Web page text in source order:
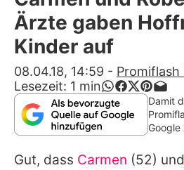
Alle Themen auf
App
Team
Redaktionelle
Ärzte gaben
Kinder auf
08.04.18, 14:59 - Promiflash
Lesezeit: 1 min
Damit
Google
Gut, dass Carmen (52) und